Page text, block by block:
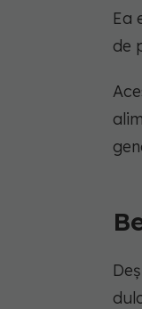
Ea
de